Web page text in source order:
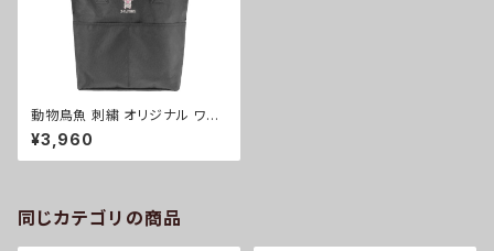
動物鳥魚 刺繍 オリジナル ワン
ポイント ナイロン トートバッグ
メンズ ハンドバッグ 自社ブラン
ド ロゴ グッズ 柄 おしゃれ プレ
¥3,960
同じカテゴリの商品